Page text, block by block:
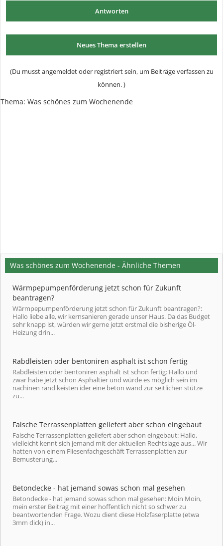
Antworten
Neues Thema erstellen
(Du musst angemeldet oder registriert sein, um Beiträge verfassen zu
können. )
Thema: Was schönes zum Wochenende
Was schönes zum Wochenende - Ähnliche Themen
Wärmpepumpenförderung jetzt schon für Zukunft
beantragen?
Wärmpepumpenförderung jetzt schon für Zukunft beantragen?:
Hallo liebe alle, wir kernsanieren gerade unser Haus. Da das Budget
sehr knapp ist, würden wir gerne jetzt erstmal die bisherige Öl-
Heizung drin...
Rabdleisten oder bentoniren asphalt ist schon fertig
Rabdleisten oder bentoniren asphalt ist schon fertig: Hallo und
zwar habe jetzt schon Asphaltier und würde es möglich sein im
nachinen rand keisten ider eine beton wand zur seitlichen stütze
zu...
Falsche Terrassenplatten geliefert aber schon eingebaut
Falsche Terrassenplatten geliefert aber schon eingebaut: Hallo,
vielleicht kennt sich jemand mit der aktuellen Rechtslage aus... Wir
hatten von einem Fliesenfachgeschäft Terrassenplatten zur
Bemusterung...
Betondecke - hat jemand sowas schon mal gesehen
Betondecke - hat jemand sowas schon mal gesehen: Moin Moin,
mein erster Beitrag mit einer hoffentlich nicht so schwer zu
beantwortenden Frage. Wozu dient diese Holzfaserplatte (etwa
3mm dick) in...